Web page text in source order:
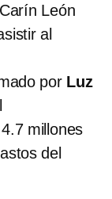
León
al
por Luz
millones
del